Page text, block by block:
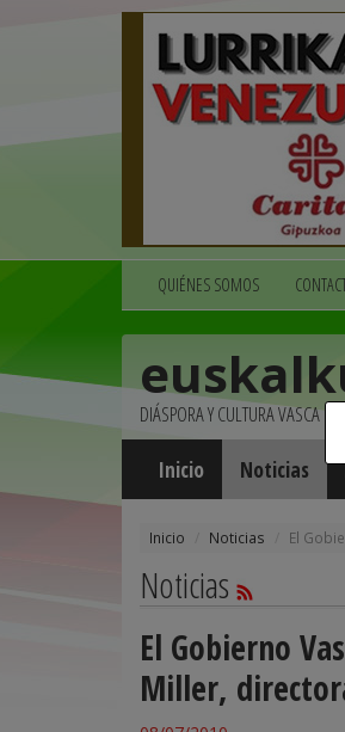
QUIÉNES SOMOS
DIÁSPORA Y CULTURA VASCA
Inicio Noticias
Inicio Noticias El
Noticias
El Gobierno
Miller,